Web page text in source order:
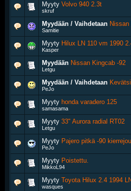
Myyty Volvo 940 2.3t
skruf
Myydään / Vaihdetaan
Samitie
Myyty Hilux LN 110 vm 1990
Kasper
Myydään Nissan Kingcab -92
Letgu
Myydään / Vaihdetaan
PeJo
Myyty honda varadero 125
samasama
Myyty 33" Aurora radial RT02
Letgu
Myyty Pajero pitkä -90
PeJo
Myyty Poistettu.
MikkoL94
Myyty Toyota Hilux 2.4 1994
wasques